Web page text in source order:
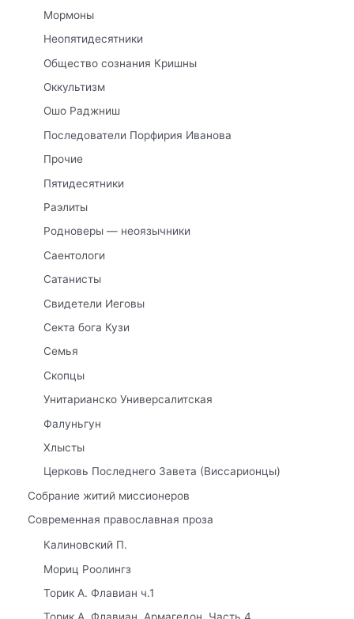
Мормоны
Неопятидесятники
Общество сознания Кришны
Оккультизм
Ошо Раджниш
Последователи Порфирия Иванова
Прочие
Пятидесятники
Раэлиты
Родноверы — неоязычники
Саентологи
Сатанисты
Свидетели Иеговы
Секта бога Кузи
Семья
Скопцы
Унитарианско Универсалитская
Фалуньгун
Хлысты
Церковь Последнего Завета (Виссарионцы)
Собрание житий миссионеров
Современная православная проза
Калиновский П.
Мориц Роолингз
Торик А. Флавиан ч.1